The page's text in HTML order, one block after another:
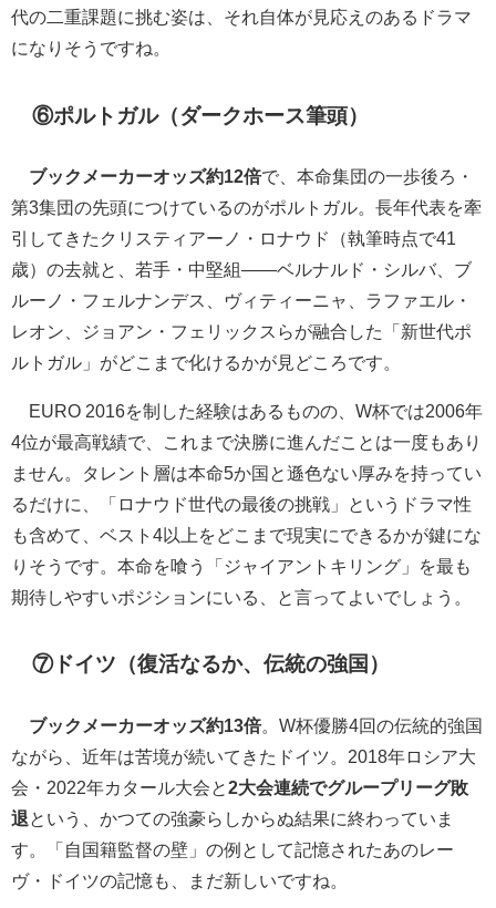
代の二重課題に挑む姿は、それ自体が見応えのあるドラマ
になりそうですね。
⑥ポルトガル（ダークホース筆頭）
ブックメーカーオッズ約12倍で、本命集団の一歩後ろ・
第3集団の先頭につけているのがポルトガル。長年代表を牽
引してきたクリスティアーノ・ロナウド（執筆時点で41
歳）の去就と、若手・中堅組――ベルナルド・シルバ、ブ
ルーノ・フェルナンデス、ヴィティーニャ、ラファエル・
レオン、ジョアン・フェリックスらが融合した「新世代ポ
ルトガル」がどこまで化けるかが見どころです。
EURO 2016を制した経験はあるものの、W杯では2006年
4位が最高戦績で、これまで決勝に進んだことは一度もあり
ません。タレント層は本命5か国と遜色ない厚みを持ってい
るだけに、「ロナウド世代の最後の挑戦」というドラマ性
も含めて、ベスト4以上をどこまで現実にできるかが鍵にな
りそうです。本命を喰う「ジャイアントキリング」を最も
期待しやすいポジションにいる、と言ってよいでしょう。
⑦ドイツ（復活なるか、伝統の強国）
ブックメーカーオッズ約13倍。W杯優勝4回の伝統的強国
ながら、近年は苦境が続いてきたドイツ。2018年ロシア大
会・2022年カタール大会と2大会連続でグループリーグ敗
退 という、かつての強豪らしからぬ結果に終わっていま
す。「自国籍監督の壁」の例として記憶されたあのレー
ヴ・ドイツの記憶も、まだ新しいですね。